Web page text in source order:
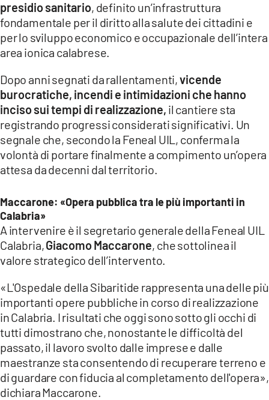
COSENZACHANNEL.IT
ILVIBONESE.IT
CATANZAROCHANNEL.IT
LACAPITALENEWS.IT
App
ANDROID
APPLE
presidio sanitario, definito un’infrastruttura
fondamentale per il diritto alla salute dei cittadini e
per lo sviluppo economico e occupazionale dell’intera
area ionica calabrese.
Dopo anni segnati da rallentamenti,vicende
burocratiche, incendi e intimidazioni che hanno
inciso sui tempi di realizzazione, il cantiere sta
registrando progressi considerati significativi. Un
segnale che, secondo la Feneal UIL, conferma la
volontà di portare finalmente a compimento un’opera
attesa da decenni dal territorio.
Maccarone: «Opera pubblica tra le più importanti in
Calabria»
A intervenire è il segretario generale della Feneal UIL
Calabria,Giacomo Maccarone, che sottolinea il
valore strategico dell’intervento.
«L'Ospedale della Sibaritide rappresenta una delle più
importanti opere pubbliche in corso di realizzazione
in Calabria. I risultati che oggi sono sotto gli occhi di
tutti dimostrano che, nonostante le difficoltà del
passato, il lavoro svolto dalle imprese e dalle
maestranze sta consentendo di recuperare terreno e
di guardare con fiducia al completamento dell'opera»,
dichiara Maccarone.